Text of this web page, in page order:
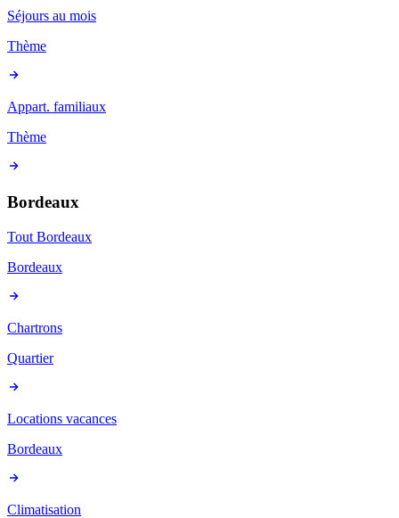
Séjours au mois
Thème
Appart. familiaux
Thème
Bordeaux
Tout Bordeaux
Bordeaux
Chartrons
Quartier
Locations vacances
Bordeaux
Climatisation